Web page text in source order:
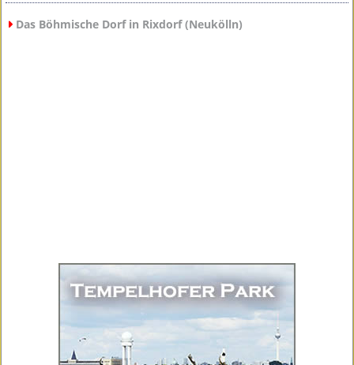
Das Böhmische Dorf in Rixdorf (Neukölln)